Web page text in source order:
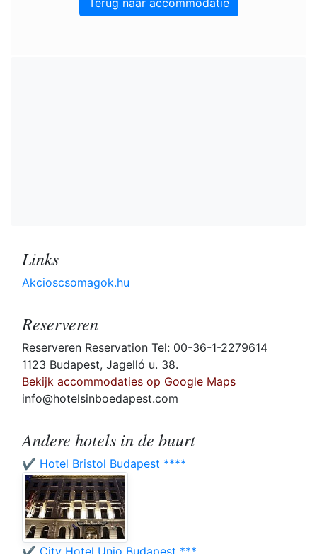
Terug naar accommodatie
Links
Akcioscsomagok.hu
Reserveren
Reserveren Reservation Tel: 00-36-1-2279614
1123 Budapest, Jagelló u. 38.
Bekijk accommodaties op Google Maps
info@hotelsinboedapest.com
Andere hotels in de buurt
✔️ Hotel Bristol Budapest ****